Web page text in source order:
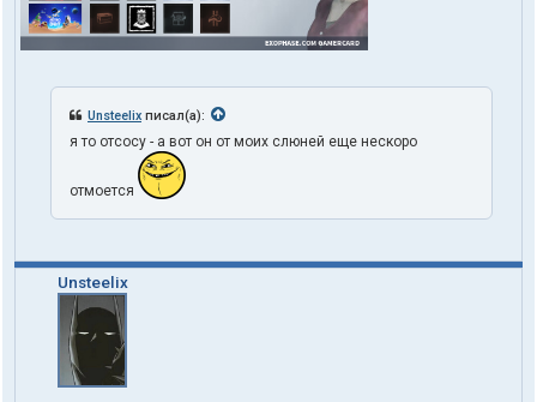
Unsteelix писал(а):
я то отсосу - а вот он от моих слюней еще нескоро
отмоется
Unsteelix